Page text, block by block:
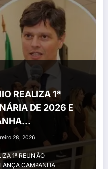
REALIZA 1ª
DE 2026 E
28, 2026
1ª REUNIÃO
CAMPANHA